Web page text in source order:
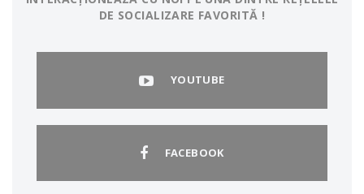
DE SOCIALIZARE FAVORITĂ !
YOUTUBE
FACEBOOK